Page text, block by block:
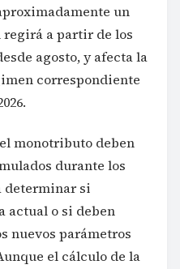
un
regirá a partir de los
agosto, y afecta la
correspondiente
monotributo deben
durante los
determinar si
actual o si deben
nuevos parámetros
el cálculo de la